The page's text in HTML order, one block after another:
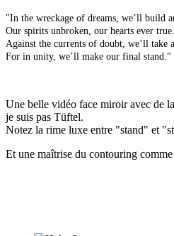
"In the wreckage of dreams, we’ll build
Our spirits unbroken, our hearts ever true.
Against the currents of doubt, we’ll take
For in unity, we’ll make our final stand."
Une belle vidéo face miroir avec de
je suis pas Tüftel.
Notez la rime luxe entre "stand" et
Et une maîtrise du contouring